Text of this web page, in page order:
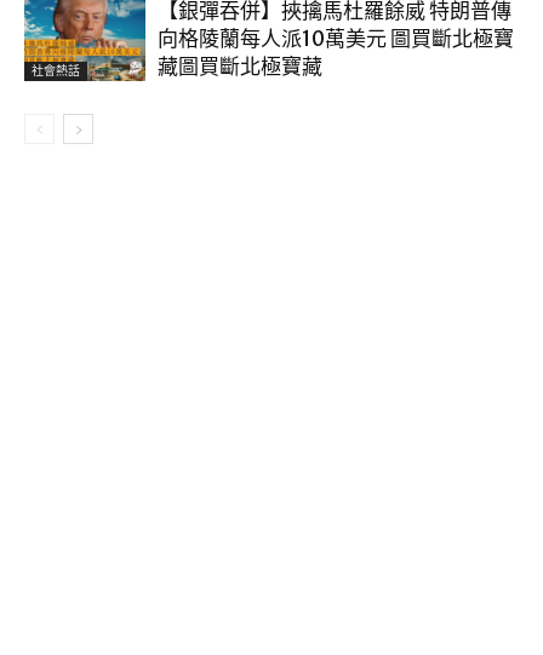
社會熱話
【銀彈吞併】挾擒馬杜羅餘威 特朗普傳
向格陵蘭每人派10萬美元 圖買斷北極寶
藏圖買斷北極寶藏